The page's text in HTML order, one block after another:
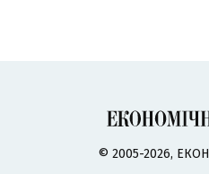
© 2005-2026,